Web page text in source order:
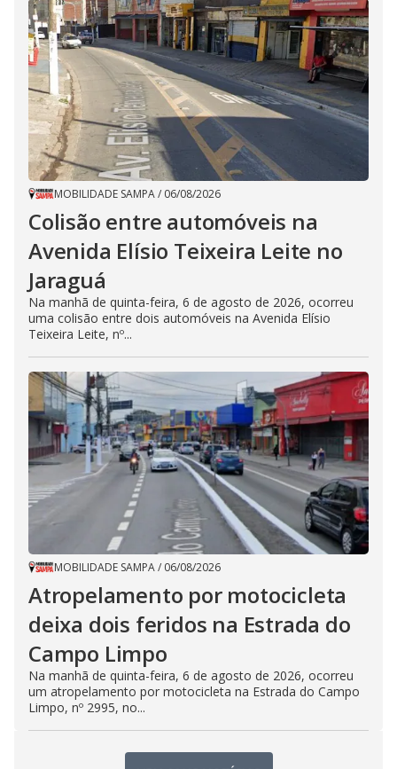
MOBILIDADE SAMPA/ 06/08/2026
Colisão entre automóveis na
Avenida Elísio Teixeira Leite no
Jaraguá
Na manhã de quinta-feira, 6 de agosto de 2026, ocorreu
uma colisão entre dois automóveis na Avenida Elísio
Teixeira Leite, nº...
MOBILIDADE SAMPA/ 06/08/2026
Atropelamento por motocicleta
deixa dois feridos na Estrada do
Campo Limpo
Na manhã de quinta-feira, 6 de agosto de 2026, ocorreu
um atropelamento por motocicleta na Estrada do Campo
Limpo, nº 2995, no...